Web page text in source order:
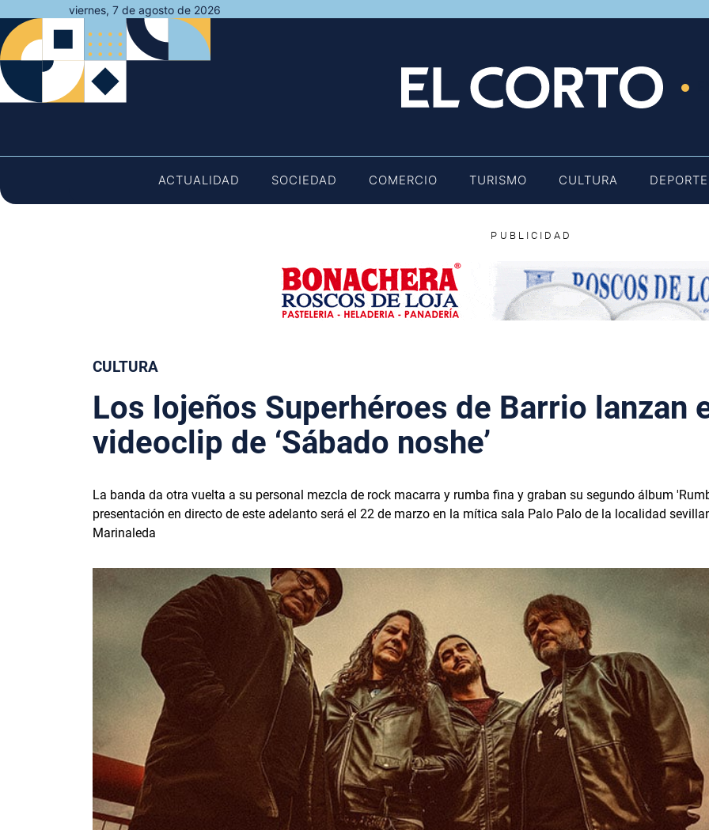
al
contenido
viernes, 7 de agosto de 2026
ACTUALIDAD SOCIEDAD COMERCIO TURISMO CULTURA
PUBLICIDAD
CULTURA
Los lojeños Superhéroes de Barrio lanzan
videoclip de ‘Sábado noshe’
La banda da otra vuelta a su personal mezcla de rock macarra y rumba fina y graban su segundo álbum
presentación en directo de este adelanto será el 22 de marzo en la mítica sala Palo Palo de la localidad
Marinaleda